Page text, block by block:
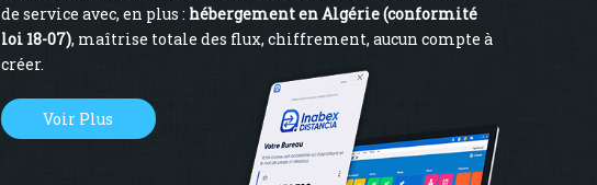
de service avec, en plus : hébergement en Algérie (conformité
loi 18-07), maîtrise totale des flux, chiffrement, aucun compte à
créer.
Voir Plus